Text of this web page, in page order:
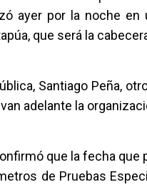
ayer por la noche en
que será la
Santiago Peña,
adelante la
que la fecha que
de Pruebas